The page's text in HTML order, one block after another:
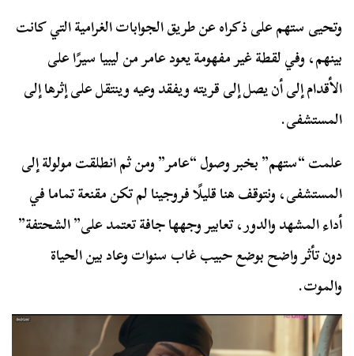
وتحيى ستهم على ذكراه عن طريق الجوابات الغرامية التي كانت
بينهم، وفي لقطة غير مفهومة يعود عامر من ليبيا سيرًا على
الأقدام إلى أن يصل إلى قريته ويفقد وعيه وينتقل على إثرها إلى
المستشفى.
علمت “ستهم” بخبر وصول “عامر” ومن ثم انطلقت مولولة إلى
المستشفى، ونتوقف هنا قليلًا فروجينا لم تكن مقنعة تماما في
أداء المشهد والدور، تعابير وجهها جافة تعتمد على” الشحتفة”
دون تأثر واضح بوضع حبيب غاب سنوات وعاد بين الحياة
والموت.